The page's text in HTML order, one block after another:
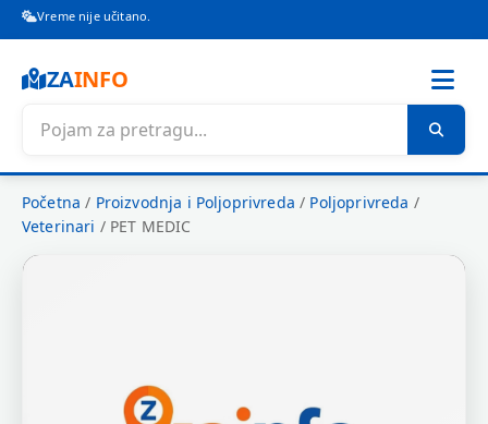
Vreme nije učitano.
ZAINFO
Početna / Proizvodnja i Poljoprivreda / Poljoprivreda /
Veterinari / PET MEDIC